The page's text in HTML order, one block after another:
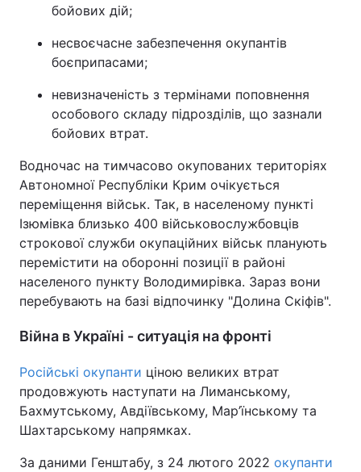
бойових дій;
несвоєчасне забезпечення окупантів
боєприпасами;
невизначеність з термінами поповнення
особового складу підрозділів, що зазнали
бойових втрат.
Водночас на тимчасово окупованих територіях
Автономної Республіки Крим очікується
переміщення військ. Так, в населеному пункті
Ізюмівка близько 400 військовослужбовців
строкової служби окупаційних військ планують
перемістити на оборонні позиції в районі
населеного пункту Володимирівка. Зараз вони
перебувають на базі відпочинку "Долина Скіфів".
Війна в Україні - ситуація на фронті
Російські окупанти ціною великих втрат
продовжують наступати на Лиманському,
Бахмутському, Авдіївському, Мар’їнському та
Шахтарському напрямках.
За даними Генштабу, з 24 лютого 2022 окупанти